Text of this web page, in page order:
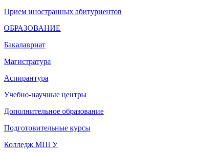
Прием иностранных абитуриентов
ОБРАЗОВАНИЕ
Бакалавриат
Магистратура
Аспирантура
Учебно-научные центры
Дополнительное образование
Подготовительные курсы
Колледж МПГУ